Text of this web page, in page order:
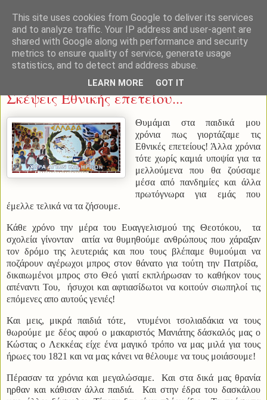
Παρασκευή 24 Μαρτίου 2023
Σκέψεις Εθνικής επετείου...
Θυμάμαι στα παιδικά μου
χρόνια πως γιορτάζαμε τις
Εθνικές επετείους! Άλλα χρόνια
τότε χωρίς καμιά υποψία για τα
μελλούμενα που θα ζούσαμε
μέσα από πανδημίες και άλλα
πρωτόγνωρα για εμάς που
έμελλε τελικά να τα ζήσουμε.
Κάθε χρόνο την μέρα του Ευαγγελισμού της Θεοτόκου, τα
σχολεία γίνονταν αιτία να θυμηθούμε ανθρώπους που χάραξαν
τον δρόμο της λευτεριάς και που τους βλέπαμε θυμούμαι να
ποζάρουν αγέρωχοι μπρος στον θάνατο για τούτη την Πατρίδα,
δικαιωμένοι μπρος στο Θεό γιατί εκπλήρωσαν το καθήκον τους
απέναντι Του, ήσυχοι και αφτιασίδωτοι να κοιτούν σιωπηλοί τις
επόμενες απο αυτούς γενιές!
Και μεις, μικρά παιδιά τότε, ντυμένοι τσολιαδάκια να τους
θωρούμε με δέος αφού ο μακαριστός Μανιάτης δάσκαλός μας ο
Κώστας ο Λεκκέας είχε ένα μαγικό τρόπο να μας μιλά για τους
ήρωες του 1821 και να μας κάνει να θέλουμε να τους μοιάσουμε!
Πέρασαν τα χρόνια και μεγαλώσαμε. Και στα δικά μας θρανία
ηρθαν και κάθισαν άλλα παιδιά. Και στην έδρα του δασκάλου
This site uses cookies from Google to deliver its services
and to analyze traffic. Your IP address and user-agent are
shared with Google along with performance and security
metrics to ensure quality of service, generate usage
statistics, and to detect and address abuse.
LEARN MORE GOT IT